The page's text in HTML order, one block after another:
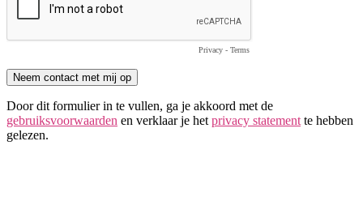
Privacy - Terms
Door dit formulier in te vullen, ga je akkoord met de
gebruiksvoorwaarden en verklaar je het privacy statement te hebben
gelezen.